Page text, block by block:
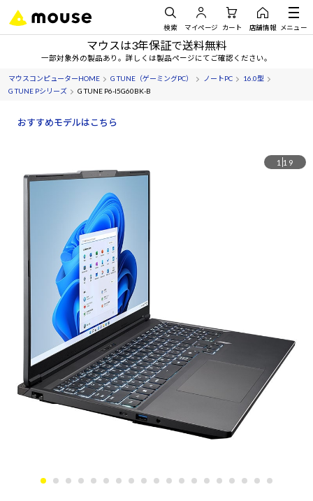
検索 マイページ カート 店舗情報 メニュー
マウスは3年保証で送料無料
一部対象外の製品あり。詳しくは製品ページにてご確認ください。
マウスコンピューターHOME G TUNE（ゲーミングPC） ノートPC
16.0型
G TUNE Pシリーズ
G TUNE P6-I5G60BK-B
おすすめモデルはこちら
1 19